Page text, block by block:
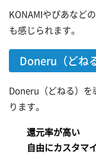
KONAMIやぴあなど
も感じられます。
Doneru（どね
Doneru（どねる）
ります。
還元率が高い
自由にカスタマ